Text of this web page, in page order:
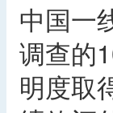
中国一
调查的
明度取